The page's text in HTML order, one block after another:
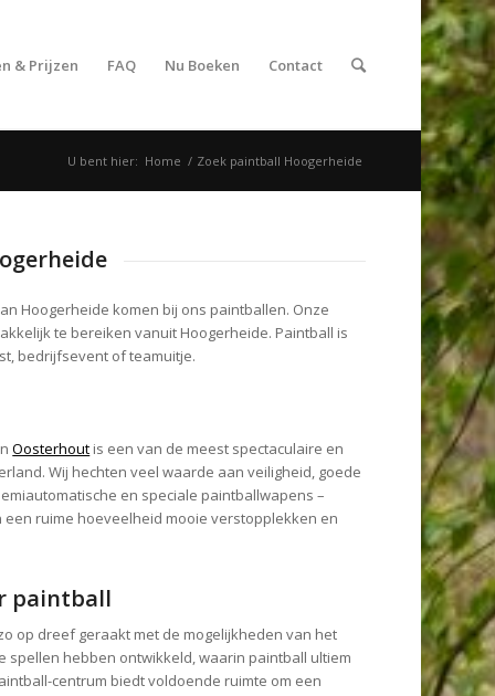
& Prijzen FAQ Nu Boeken Contact
U bent hier: Home / Zoek paintball Hoogerheide
Hoogerheide komen bij ons paintballen. Onze
te bereiken vanuit Hoogerheide. Paintball is
bedrijfsevent of teamuitje.
Oosterhout is een van de meest spectaculaire en
Wij hechten veel waarde aan veiligheid, goede
en speciale paintballwapens –
ruime hoeveelheid mooie verstopplekken en
paintball
op dreef geraakt met de mogelijkheden van het
spellen hebben ontwikkeld, waarin paintball ultiem
centrum biedt voldoende ruimte om een